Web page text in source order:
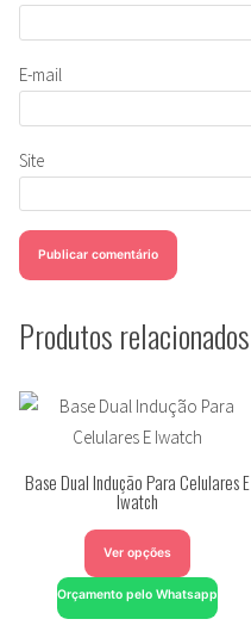
E-mail
Site
Produtos relacionados
Base Dual Indução Para Celulares E
Iwatch
Ver opções
Orçamento pelo Whatsapp